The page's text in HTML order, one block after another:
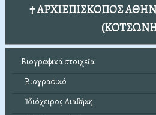
† ΑΡΧΙΕΠΙΣΚΟΠΟΣ
Βιογραφικά στοιχεῖα
Βιογραφικό
Ἰδιόχειρος Διαθήκη